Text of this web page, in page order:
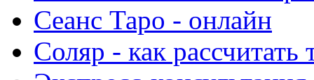
Сеанс Таро - онлайн
Соляр - как